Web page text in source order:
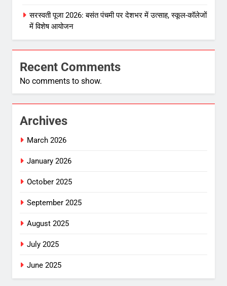
सरस्वती पूजा 2026: बसंत पंचमी पर देशभर में उत्साह, स्कूल-कॉलेजों
में विशेष आयोजन
Recent Comments
No comments to show.
Archives
March 2026
January 2026
October 2025
September 2025
August 2025
July 2025
June 2025